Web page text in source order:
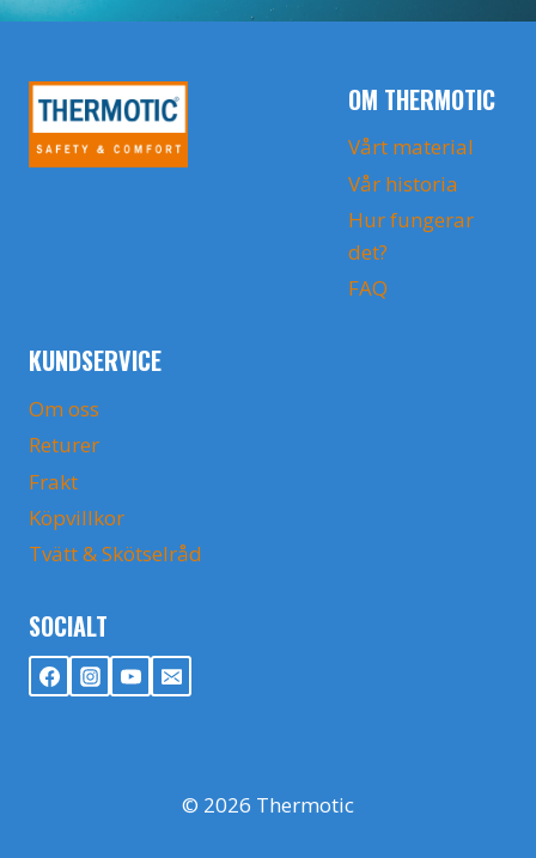
OM THERMOTIC
Vårt material
Vår historia
Hur fungerar
det?
FAQ
KUNDSERVICE
Om oss
Returer
Frakt
Köpvillkor
Tvätt & Skötselråd
SOCIALT
© 2026 Thermotic